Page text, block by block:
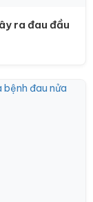
ra đau đầu